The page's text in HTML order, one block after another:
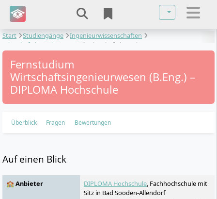
Sprache
Start Studiengänge
Ingenieurwissenschaften
Wirtschaftsingenieurwesen
Wirtschaftsingenieurwesen
Fernstudium
Wirtschaftsingenieurwesen (B.Eng.) –
DIPLOMA Hochschule
Überblick Fragen Bewertungen
Auf einen Blick
🏫 Anbieter DIPLOMA Hochschule, Fachhochschule mit
Sitz in Bad Sooden-Allendorf